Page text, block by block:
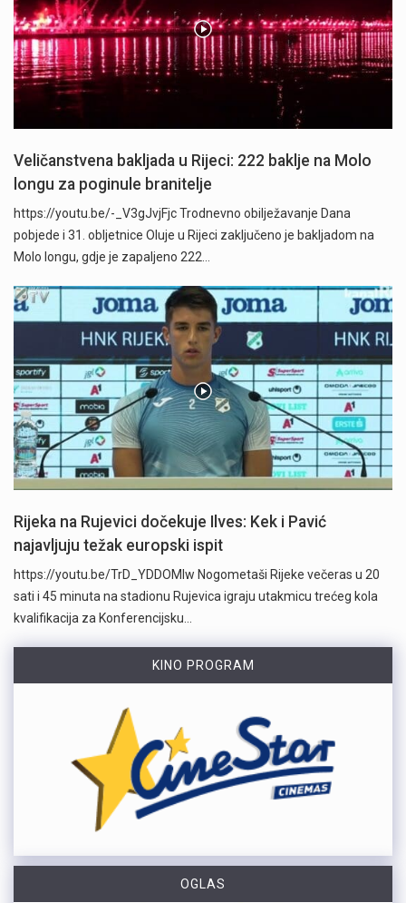
Veličanstvena bakljada u Rijeci: 222 baklje na Molo
longu za poginule branitelje
https://youtu.be/-_V3gJvjFjc Trodnevno obilježavanje Dana
pobjede i 31. obljetnice Oluje u Rijeci zaključeno je bakljadom na
Molo longu, gdje je zapaljeno 222…
Rijeka na Rujevici dočekuje Ilves: Kek i Pavić
najavljuju težak europski ispit
https://youtu.be/TrD_YDDOMIw Nogometaši Rijeke večeras u 20
sati i 45 minuta na stadionu Rujevica igraju utakmicu trećeg kola
kvalifikacija za Konferencijsku…
KINO PROGRAM
OGLAS